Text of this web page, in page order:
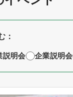
：
説明会 企業説明会